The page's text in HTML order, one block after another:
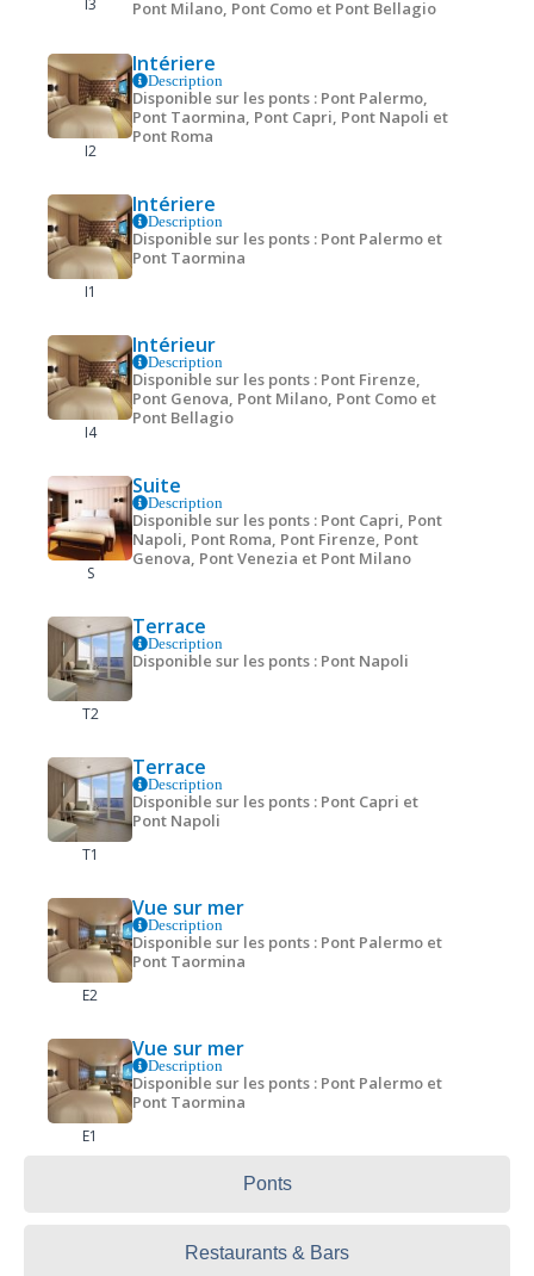
Ponts
Restaurants & Bars
Pont Milano, Pont Como et Pont Bellagio
I2
Intériere
Description
Disponible sur les ponts : Pont Palermo,
Pont Taormina, Pont Capri, Pont Napoli et
Pont Roma
I1
Intériere
Description
Disponible sur les ponts : Pont Palermo et
Pont Taormina
I4
Intérieur
Description
Disponible sur les ponts : Pont Firenze,
Pont Genova, Pont Milano, Pont Como et
Pont Bellagio
S
Suite
Description
Disponible sur les ponts : Pont Capri, Pont
Napoli, Pont Roma, Pont Firenze, Pont
Genova, Pont Venezia et Pont Milano
T2
Terrace
Description
Disponible sur les ponts : Pont Napoli
T1
Terrace
Description
Disponible sur les ponts : Pont Capri et
Pont Napoli
E2
Vue sur mer
Description
Disponible sur les ponts : Pont Palermo et
Pont Taormina
E1
Vue sur mer
Description
Disponible sur les ponts : Pont Palermo et
Pont Taormina